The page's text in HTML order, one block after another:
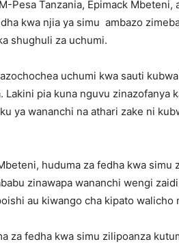
Pesa Tanzania, Epimack
kwa njia ya simu ambazo
shughuli za uchumi.
uchumi kwa sauti
Lakini pia kuna nguvu zinazofanya
ya wananchi na athari zake ni
huduma za fedha kwa
zinawapa wananchi wengi
au kiwango cha kipato walicho
za fedha kwa simu zilipoanza